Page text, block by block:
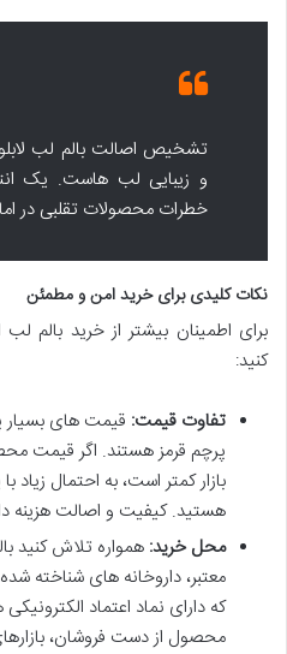
تشخیص اصالت بالم لب
و زیبایی لب هاست. یک
خطرات محصولات تقلبی در
نکات کلیدی برای خرید امن و مطمئن
برای اطمینان بیشتر از خرید بالم لب
کنید:
تفاوت قیمت: قیمت های
پرچم قرمز هستند. اگر قیمت
بازار کمتر است، به احتمال
هستید. کیفیت و اصالت هزینه
محل خرید: همواره تلاش کنید
معتبر، داروخانه های شناخته
که دارای نماد اعتماد
محصول از دست فروشان،